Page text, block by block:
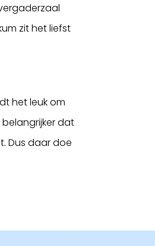
zit het liefst
het leuk om
dat
Dus daar doe